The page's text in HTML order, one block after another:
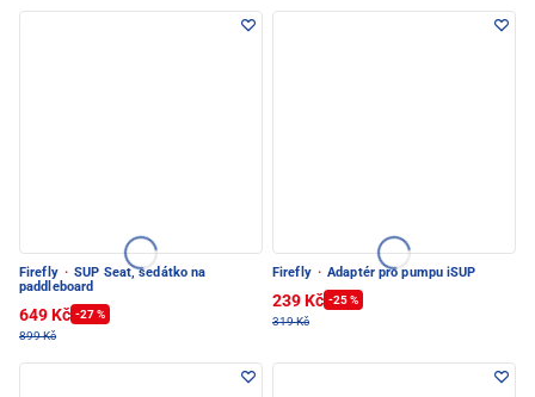
Firefly · SUP Seat, sedátko na
paddleboard
649 Kč -27 %
899 Kč
Firefly · Adaptér pro pumpu iSUP
239 Kč -25 %
319 Kč